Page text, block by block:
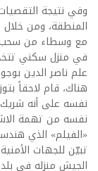
وفي نتيجة
المنطقة، ومن
مع وسطاء من سحب
في منزل سكني
علم ناصر الدين
هناك، قام لاحقاً
نفسه على أنه
نفسه من تهمة
«الفيلم» الذي
تبيّن للجهات
الجيش منزله في